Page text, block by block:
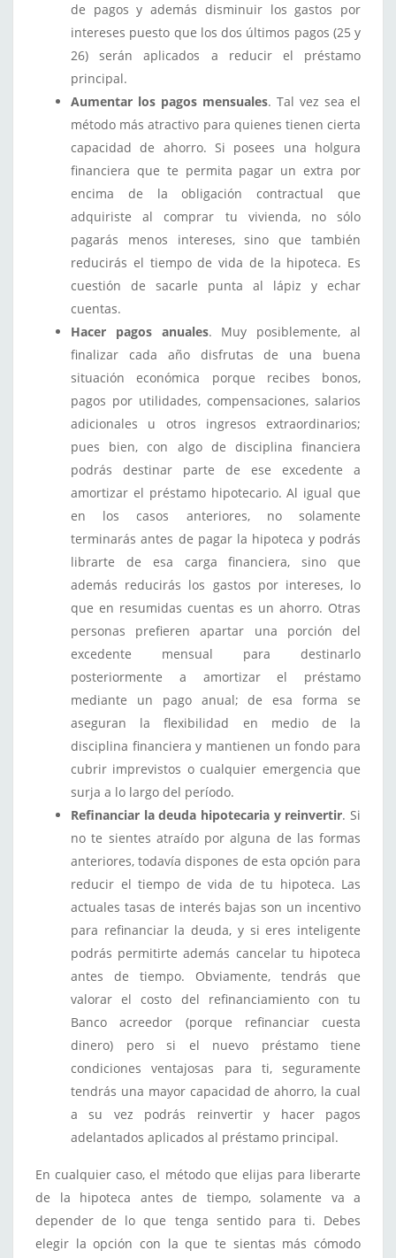
de pagos y además disminuir los gastos por
intereses puesto que los dos últimos pagos (25 y
26) serán aplicados a reducir el préstamo
principal.
Aumentar los pagos mensuales. Tal vez sea el
método más atractivo para quienes tienen cierta
capacidad de ahorro. Si posees una holgura
financiera que te permita pagar un extra por
encima de la obligación contractual que
adquiriste al comprar tu vivienda, no sólo
pagarás menos intereses, sino que también
reducirás el tiempo de vida de la hipoteca. Es
cuestión de sacarle punta al lápiz y echar
cuentas.
Hacer pagos anuales. Muy posiblemente, al
finalizar cada año disfrutas de una buena
situación económica porque recibes bonos,
pagos por utilidades, compensaciones, salarios
adicionales u otros ingresos extraordinarios;
pues bien, con algo de disciplina financiera
podrás destinar parte de ese excedente a
amortizar el préstamo hipotecario. Al igual que
en los casos anteriores, no solamente
terminarás antes de pagar la hipoteca y podrás
librarte de esa carga financiera, sino que
además reducirás los gastos por intereses, lo
que en resumidas cuentas es un ahorro. Otras
personas prefieren apartar una porción del
excedente mensual para destinarlo
posteriormente a amortizar el préstamo
mediante un pago anual; de esa forma se
aseguran la flexibilidad en medio de la
disciplina financiera y mantienen un fondo para
cubrir imprevistos o cualquier emergencia que
surja a lo largo del período.
Refinanciar la deuda hipotecaria y reinvertir. Si
no te sientes atraído por alguna de las formas
anteriores, todavía dispones de esta opción para
reducir el tiempo de vida de tu hipoteca. Las
actuales tasas de interés bajas son un incentivo
para refinanciar la deuda, y si eres inteligente
podrás permitirte además cancelar tu hipoteca
antes de tiempo. Obviamente, tendrás que
valorar el costo del refinanciamiento con tu
Banco acreedor (porque refinanciar cuesta
dinero) pero si el nuevo préstamo tiene
condiciones ventajosas para ti, seguramente
tendrás una mayor capacidad de ahorro, la cual
a su vez podrás reinvertir y hacer pagos
adelantados aplicados al préstamo principal.
En cualquier caso, el método que elijas para liberarte
de la hipoteca antes de tiempo, solamente va a
depender de lo que tenga sentido para ti. Debes
elegir la opción con la que te sientas más cómodo